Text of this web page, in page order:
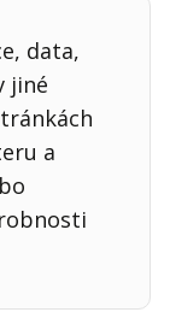
data,
jiné
a